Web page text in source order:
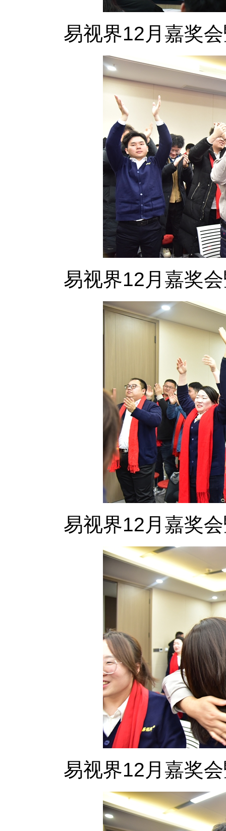
易视界12月嘉奖
易视界12月嘉奖
易视界12月嘉奖
易视界12月嘉奖